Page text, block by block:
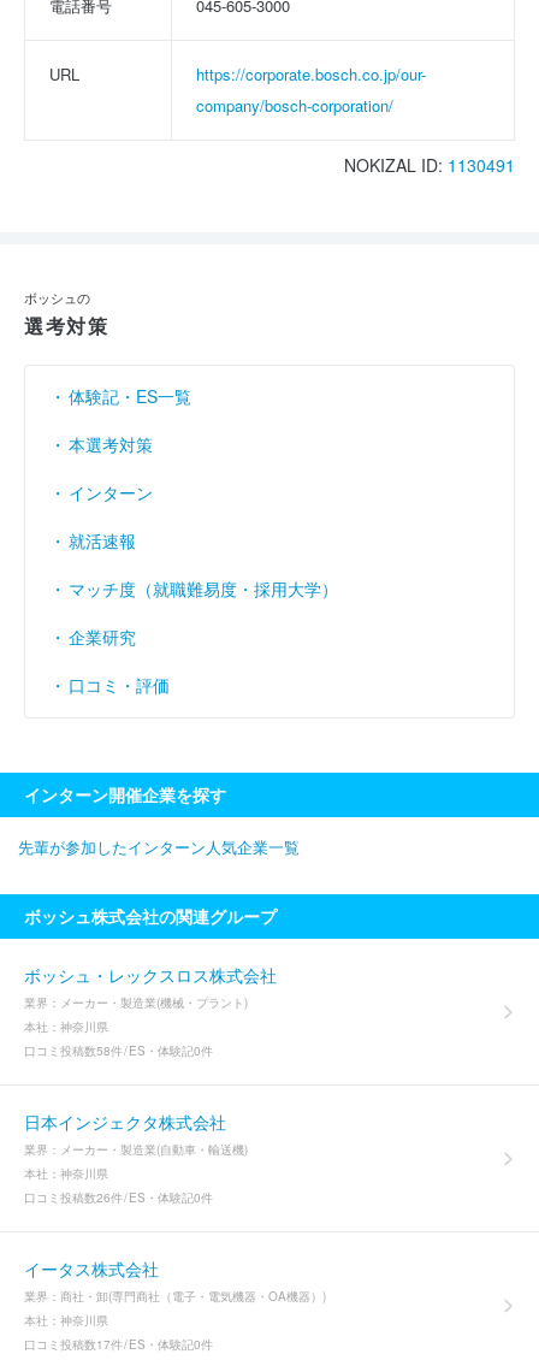
電話番号 045-605-3000
URL
https://corporate.bosch.co.jp/our-
company/bosch-corporation/
NOKIZAL ID: 1130491
ボッシュの
選考対策
体験記・ES一覧
本選考対策
インターン
就活速報
マッチ度（就職難易度・採用大学）
企業研究
口コミ・評価
インターン開催企業を探す
先輩が参加したインターン人気企業一覧
ボッシュ株式会社の関連グループ
ボッシュ・レックスロス株式会社
業界： メーカー・製造業(機械・プラント)
本社： 神奈川県
口コミ投稿数58件 ES・体験記0件
日本インジェクタ株式会社
業界： メーカー・製造業(自動車・輸送機)
本社： 神奈川県
口コミ投稿数26件 ES・体験記0件
イータス株式会社
業界： 商社・卸(専門商社（電子・電気機器・OA機器）)
本社： 神奈川県
口コミ投稿数17件 ES・体験記0件